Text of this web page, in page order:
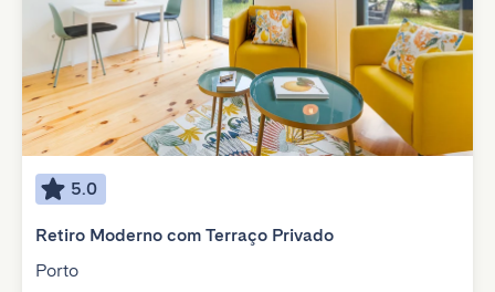
5.0
Retiro Moderno com Terraço Privado
Porto